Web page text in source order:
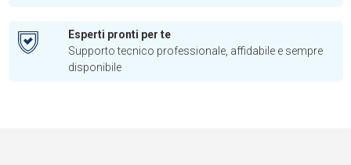
Esperti pronti per te
Supporto tecnico professionale, affidabile e sempre
disponibile